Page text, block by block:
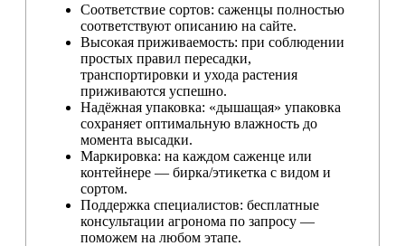
Соответствие сортов: саженцы полностью
соответствуют описанию на сайте.
Высокая приживаемость: при соблюдении
простых правил пересадки,
транспортировки и ухода растения
приживаются успешно.
Надёжная упаковка: «дышащая» упаковка
сохраняет оптимальную влажность до
момента высадки.
Маркировка: на каждом саженце или
контейнере — бирка/этикетка с видом и
сортом.
Поддержка специалистов: бесплатные
консультации агронома по запросу —
поможем на любом этапе.